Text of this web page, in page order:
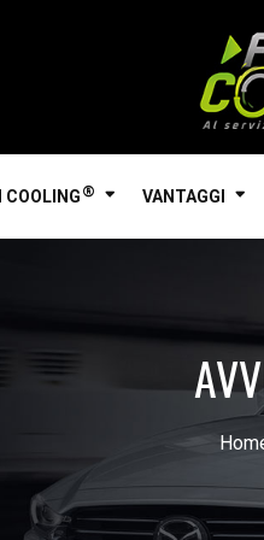
COOLING ® VANTAGGI